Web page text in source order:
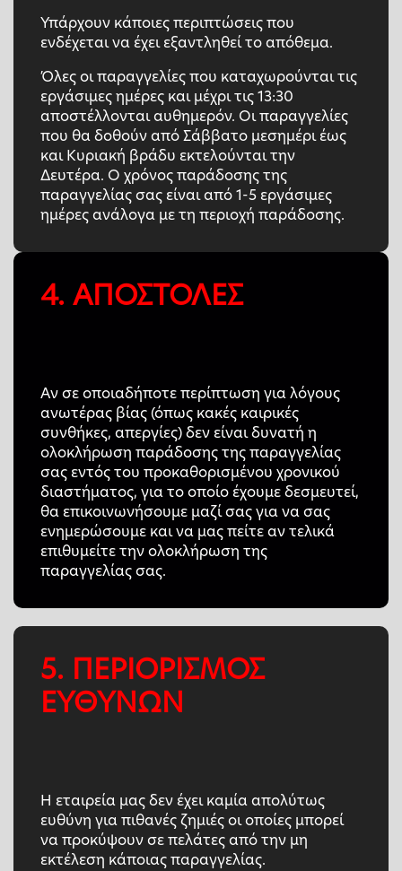
Υπάρχουν κάποιες περιπτώσεις που
ενδέχεται να έχει εξαντληθεί το απόθεμα.
Όλες οι παραγγελίες που καταχωρούνται τις
εργάσιμες ημέρες και μέχρι τις 13:30
αποστέλλονται αυθημερόν. Οι παραγγελίες
που θα δοθούν από Σάββατο μεσημέρι έως
και Κυριακή βράδυ εκτελούνται την
Δευτέρα. Ο χρόνος παράδοσης της
παραγγελίας σας είναι από 1-5 εργάσιμες
ημέρες ανάλογα με τη περιοχή παράδοσης.
4. ΑΠΟΣΤΟΛΕΣ
Αν σε οποιαδήποτε περίπτωση για λόγους
ανωτέρας βίας (όπως κακές καιρικές
συνθήκες, απεργίες) δεν είναι δυνατή η
ολοκλήρωση παράδοσης της παραγγελίας
σας εντός του προκαθορισμένου χρονικού
διαστήματος, για το οποίο έχουμε δεσμευτεί,
θα επικοινωνήσουμε μαζί σας για να σας
ενημερώσουμε και να μας πείτε αν τελικά
επιθυμείτε την ολοκλήρωση της
παραγγελίας σας.
5. ΠΕΡΙΟΡΙΣΜΟΣ
ΕΥΘΥΝΩΝ
Η εταιρεία μας δεν έχει καμία απολύτως
ευθύνη για πιθανές ζημιές οι οποίες μπορεί
να προκύψουν σε πελάτες από την μη
εκτέλεση κάποιας παραγγελίας.